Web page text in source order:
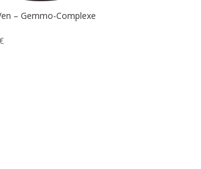
– Gemmo-Complexe